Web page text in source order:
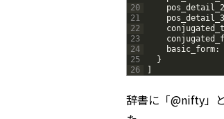
20
21
22
23
24
25
26
pos_detail_2
pos_detail_3
basic_form:
}
]
辞書に「@nifty」